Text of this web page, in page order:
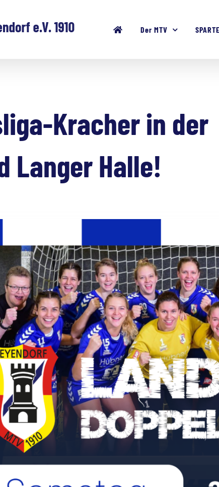
Der MTV
Kracher in der
Langer Halle!